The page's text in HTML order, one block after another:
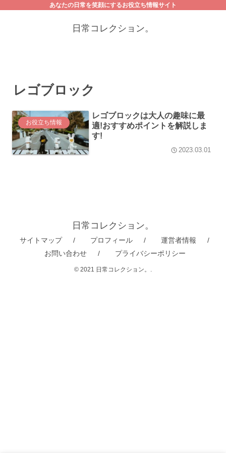
あなたの日常を笑顔にするお役立ち情報サイト
日常コレクション。
レゴブロック
お役立ち情報
レゴブロックは大人の趣味に最
適!おすすめポイントを解説しま
す!
2023.03.01
日常コレクション。
サイトマップ プロフィール
運営者情報
お問い合わせ
プライバシーポリシー
© 2021 日常コレクション。.